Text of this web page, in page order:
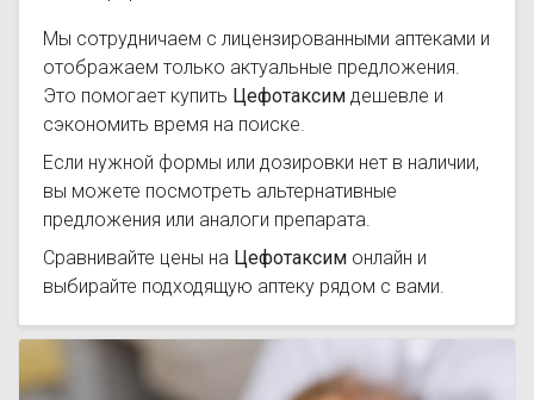
Мы сотрудничаем с лицензированными аптеками и
отображаем только актуальные предложения.
Это помогает купить Цефотаксим дешевле и
сэкономить время на поиске.
Если нужной формы или дозировки нет в наличии,
вы можете посмотреть альтернативные
предложения или аналоги препарата.
Сравнивайте цены на Цефотаксим онлайн и
выбирайте подходящую аптеку рядом с вами.